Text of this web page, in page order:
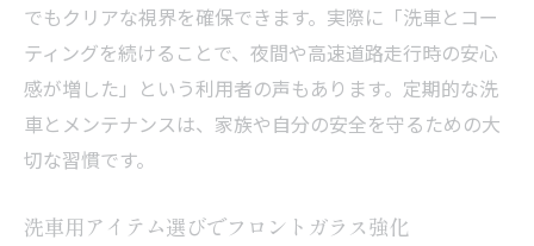
でもクリアな視界を確保できます。実際に「洗車とコー
ティングを続けることで、夜間や高速道路走行時の安心
感が増した」という利用者の声もあります。定期的な洗
車とメンテナンスは、家族や自分の安全を守るための大
切な習慣です。
洗車用アイテム選びでフロントガラス強化